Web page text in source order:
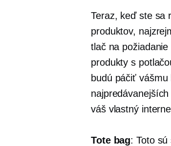
Teraz, keď ste sa
produktov,
tlač na požiadanie
produkty s
budú páčiť
váš vlastný
Tote bag: Toto